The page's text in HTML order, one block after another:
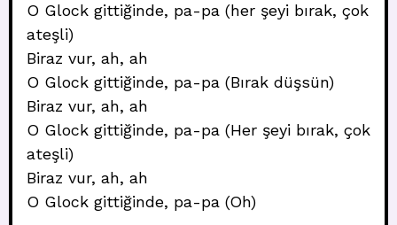
O Glock gittiğinde, pa-pa (her şeyi bırak, çok
ateşli)
Biraz vur, ah, ah
O Glock gittiğinde, pa-pa (Bırak düşsün)
Biraz vur, ah, ah
O Glock gittiğinde, pa-pa (Her şeyi bırak, çok
ateşli)
Biraz vur, ah, ah
O Glock gittiğinde, pa-pa (Oh)